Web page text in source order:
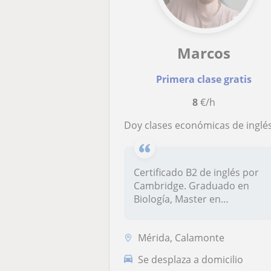
Marcos
Primera clase gratis
8€/h
Doy clases económicas de inglés y primaria-2
Certificado B2 de inglés por
Cambridge. Graduado en
Biología, Master en
Mérida, Calamonte
Se desplaza a domicilio